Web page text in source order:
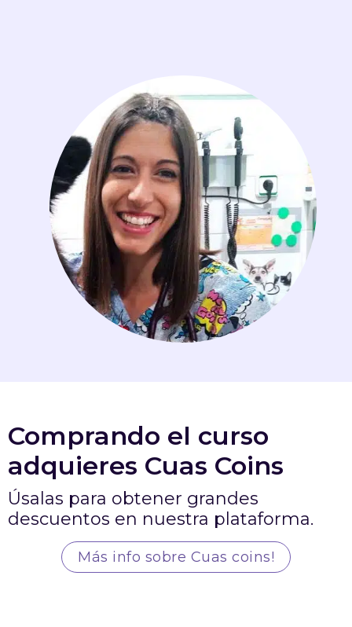
Comprando el curso
adquieres Cuas Coins
Úsalas para obtener grandes
descuentos en nuestra plataforma.
Más info sobre Cuas coins!